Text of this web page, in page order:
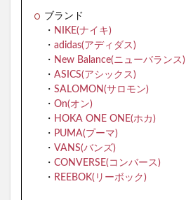
ブランド
・ NIKE(ナイキ)
・ adidas(アディダス)
・ New Balance(ニューバランス)
・ ASICS(アシックス)
・ SALOMON(サロモン)
・ On(オン)
・ HOKA ONE ONE(ホカ)
・ PUMA(プーマ)
・ VANS(バンズ)
・ CONVERSE(コンバース)
・ REEBOK(リーボック)